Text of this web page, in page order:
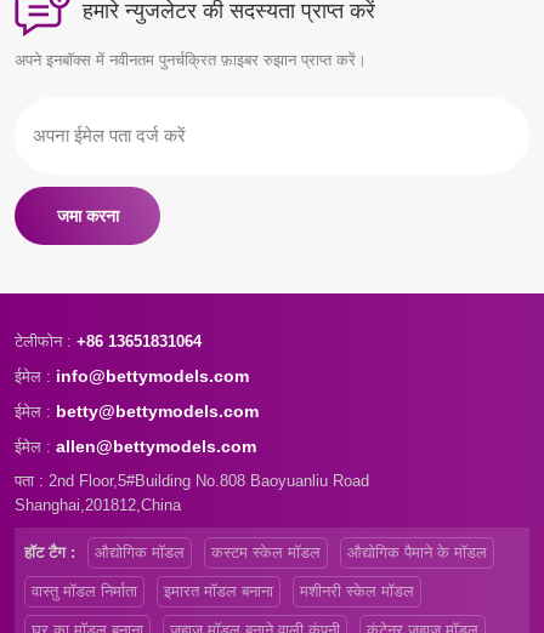
हमारे न्युजलेटर की सदस्यता प्राप्त करें
अपने इनबॉक्स में नवीनतम पुनर्चक्रित फ़ाइबर रुझान प्राप्त करें।
जमा करना
टेलीफोन : +86 13651831064
ईमेल : info@bettymodels.com
ईमेल : betty@bettymodels.com
ईमेल : allen@bettymodels.com
पता : 2nd Floor,5#Building No.808 Baoyuanliu Road
Shanghai,201812,China
हॉट टैग : औद्योगिक मॉडल कस्टम स्केल मॉडल औद्योगिक पैमाने के मॉडल
वास्तु मॉडल निर्माता इमारत मॉडल बनाना मशीनरी स्केल मॉडल